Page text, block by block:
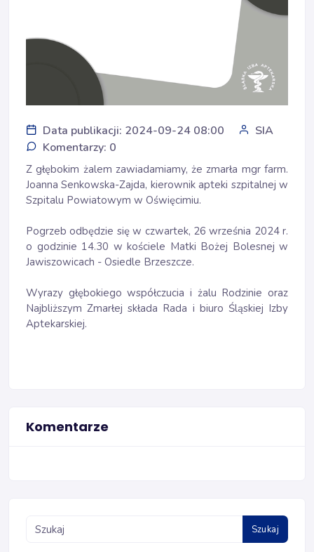
Data publikacji: 2024-09-24 08:00
SIA
Komentarzy: 0
Z głębokim żalem zawiadamiamy, że zmarła mgr farm.
Szpitalu Powiatowym w Oświęcimiu.
Pogrzeb odbędzie się w czwartek, 26 września 2024 r.
o godzinie 14.30 w kościele Matki Bożej Bolesnej w
Jawiszowicach - Osiedle Brzeszcze.
Wyrazy głębokiego współczucia i żalu Rodzinie oraz
Najbliższym Zmarłej składa Rada i biuro Śląskiej Izby
Aptekarskiej.
Komentarze
Szukaj